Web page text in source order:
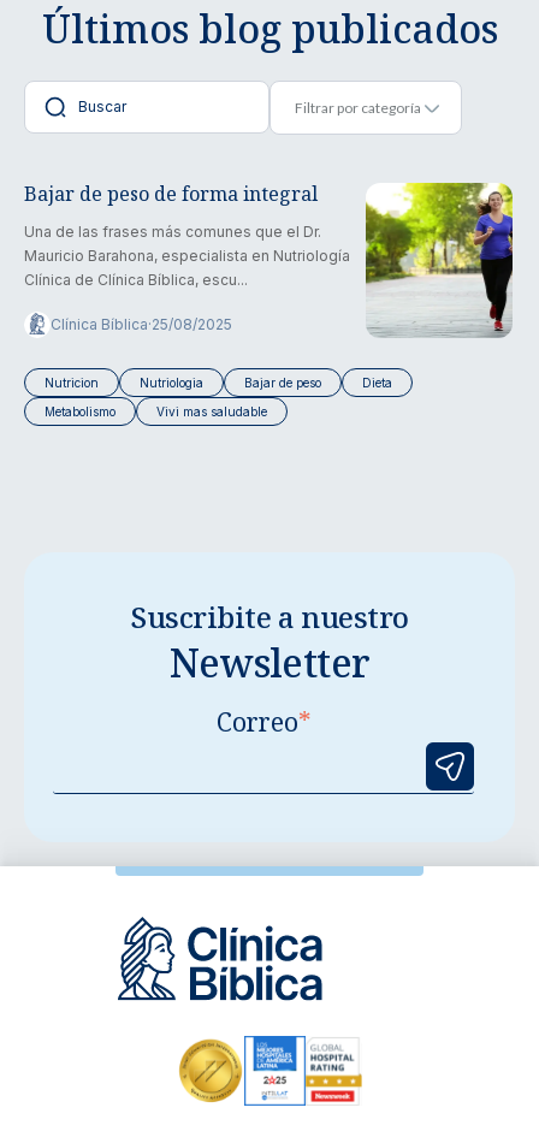
Últimos blog publicados
Bajar de peso de forma integral
Una de las frases más comunes que el Dr.
Mauricio Barahona, especialista en Nutriología
Clínica de Clínica Bíblica, escu...
Clínica Bíblica·25/08/2025
Nutricion Nutriologia Bajar de peso
Dieta
Metabolismo
Vivi mas saludable
Suscribite a nuestro
Newsletter
Correo*